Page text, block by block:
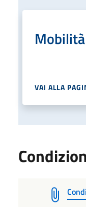
Mobilità
VAI ALLA